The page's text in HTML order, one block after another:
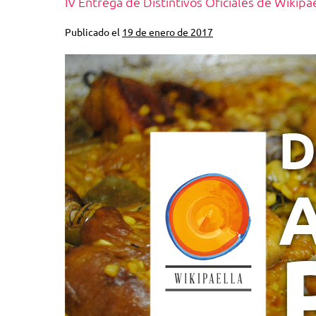
Publicado el 19 de enero de 2017